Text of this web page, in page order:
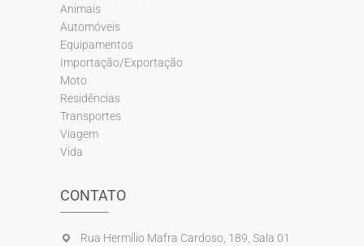
Animais
Automóveis
Equipamentos
Importação/Exportação
Moto
Residências
Transportes
Viagem
Vida
CONTATO
Rua Hermílio Mafra Cardoso, 189, Sala 01